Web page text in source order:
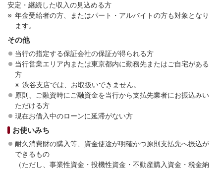
安定・継続した収入の見込める方
年金受給者の方、またはパート・アルバイトの方も対象となり
ます。
その他
当行の指定する保証会社の保証が得られる方
当行営業エリア内または東京都内に勤務先またはご自宅がある
方
渋谷支店では、お取扱いできません。
原則、ご融資時にご融資金を当行から支払先業者にお振込みい
ただける方
現在お借入中のローンに延滞がない方
お使いみち
耐久消費財の購入等、資金使途が明確かつ原則支払先へ振込が
できるもの
（ただし、事業性資金・投機性資金・不動産購入資金・税金納